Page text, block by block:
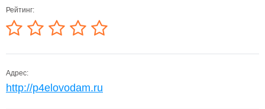
Рейтинг:
Адрес:
http://p4elovodam.ru